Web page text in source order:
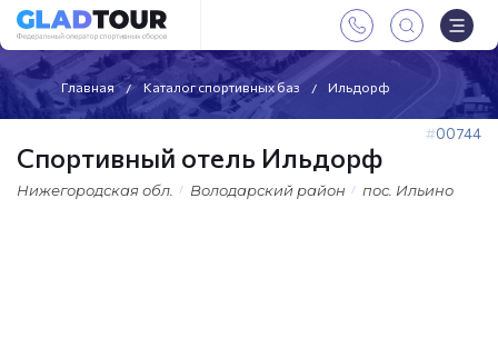
Главная Каталог спортивных баз Ильдорф
00744
Спортивный отель Ильдорф
Нижегородская обл. Володарский район пос. Ильино